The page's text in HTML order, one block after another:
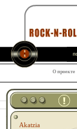
О проекте
Akatzia